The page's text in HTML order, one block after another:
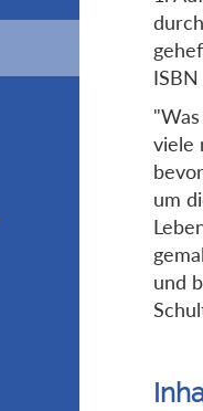
viele
um
und